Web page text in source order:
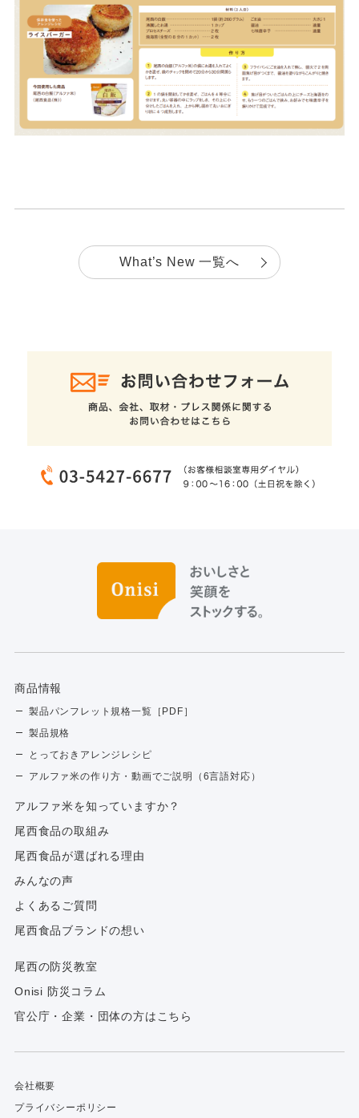
What’s New 一覧へ
商品情報
製品パンフレット規格一覧［PDF］
製品規格
とっておきアレンジレシピ
アルファ米の作り方・動画でご説明（6言語対応）
アルファ⽶を知っていますか？
尾西食品の取組み
尾西食品が選ばれる理由
みんなの声
よくあるご質問
尾西食品ブランドの想い
尾西の防災教室
Onisi 防災コラム
官公庁・企業・団体の方はこちら
会社概要
プライバシーポリシー